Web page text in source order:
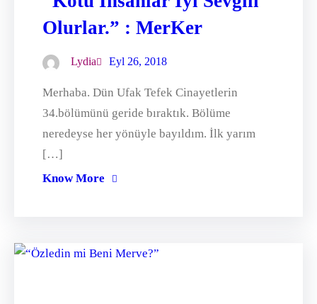
Olurlar.” : MerKer
Lydia Eyl 26, 2018
Merhaba. Dün Ufak Tefek Cinayetlerin
34.bölümünü geride bıraktık. Bölüme
neredeyse her yönüyle bayıldım. İlk yarım
[…]
Know More